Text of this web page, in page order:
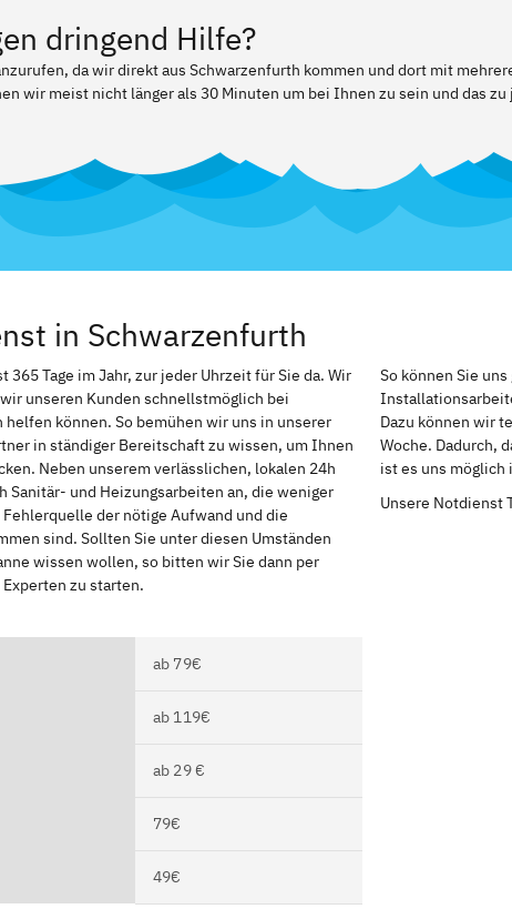
dringend Hilfe?
da wir direkt aus Schwarzenfurth kommen und dort mit
wir meist nicht länger als 30 Minuten um bei Ihnen zu sein und das zu
in Schwarzenfurth
Tage im Jahr, zur jeder Uhrzeit für Sie da. Wir
unseren Kunden schnellstmöglich bei
können. So bemühen wir uns in unserer
in ständiger Bereitschaft zu wissen, um Ihnen
Neben unserem verlässlichen, lokalen 24h
und Heizungsarbeiten an, die weniger
der nötige Aufwand und die
sind. Sollten Sie unter diesen Umständen
wissen wollen, so bitten wir Sie dann per
zu starten.
So können Sie
Dazu können wir
Woche. Dadurch,
ist es uns
Unsere Notdienst
ab 79€
ab 119€
ab 29 €
79€
49€